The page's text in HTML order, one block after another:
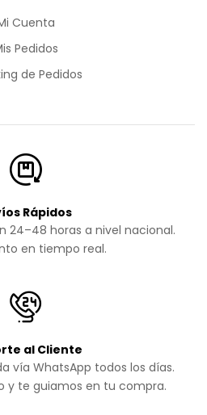
Cuenta
Pedidos
de Pedidos
Rápidos
24–48 horas a nivel nacional.
en tiempo real.
al Cliente
vía WhatsApp todos los días.
y te guiamos en tu compra.